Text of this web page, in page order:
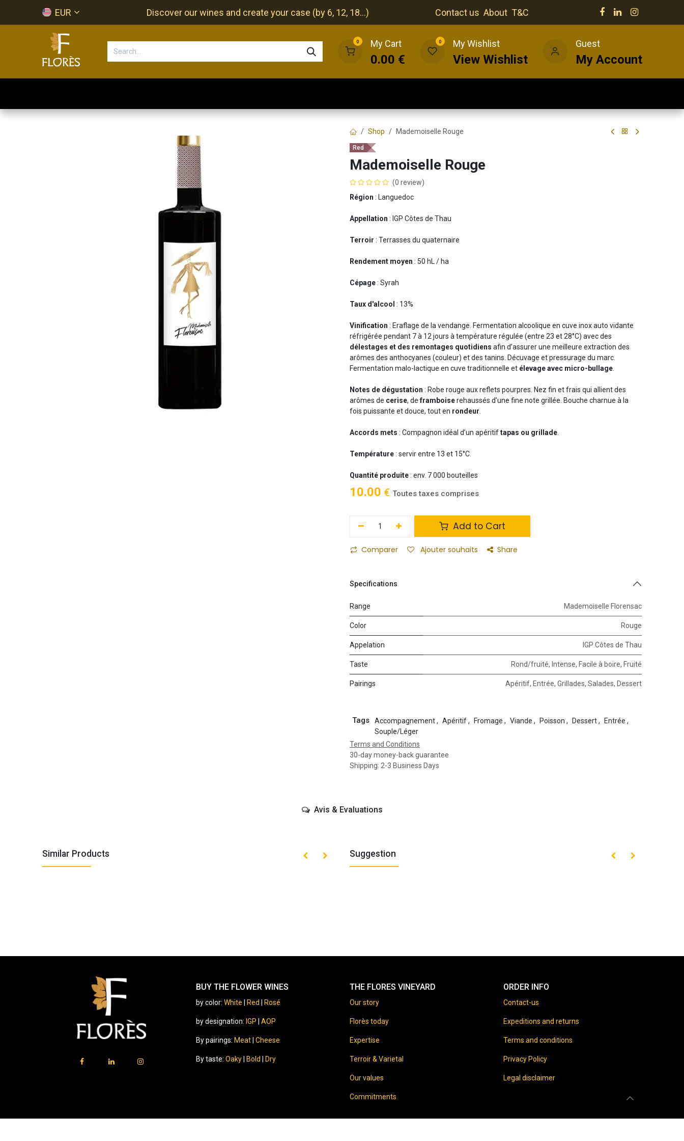
EUR Discover our wines and create your case (by 6, 12, 18...) Contact us About T&C
0 My Cart
0.00 €
0 My Wishlist
View Wishlist
Guest
My Account
Shop Mademoiselle Rouge
Red
Mademoiselle Rouge
(0 review)
Région : Languedoc
Appellation : IGP Côtes de Thau
Terroir : Terrasses du quaternaire
Rendement moyen : 50 hL / ha
Cépage: Syrah
Taux d'alcool : 13%
Vinification : Eraflage de la vendange. Fermentation alcoolique en cuve inox auto vidante
réfrigérée pendant 7 à 12 jours à température régulée (entre 23 et 28°C) avec des
délestages et des remontages quotidiens afin d’assurer une meilleure extraction des
arômes des anthocyanes (couleur) et des tanins. Décuvage et pressurage du marc.
Fermentation malo-lactique en cuve traditionnelle et élevage avec micro-bullage
Notes de dégustation : Robe rouge aux reflets pourpres. Nez fin et frais qui allient des
arômes de cerise, deframboiserehaussés d’une fine note grillée. Bouche charnue à la
fois puissante et douce, tout en rondeur
Accords mets : Compagnon idéal d’un apéritiftapas ou grillade
Température: servir entre 13 et 15°C.
Quantité produite: env. 7 000 bouteilles
10.00 € Toutes taxes comprises
Add to Cart
Comparer Ajouter souhaits Share
Specifications
Range Mademoiselle Florensac
Color Rouge
Appelation IGP Côtes de Thau
Taste Rond/fruité, Intense, Facile à boire, Fruité
Pairings Apéritif, Entrée, Grillades, Salades, Dessert
Tags Accompagnement, Apéritif, Fromage , Viande , Poisson , Dessert, Entrée ,
Souple/Léger
Terms and Conditions
30-day money-back guarantee
Shipping: 2-3 Business Days
Avis & Evaluations
Similar Products Suggestion
BUY THE FLOWER WINES
by color: White Red Rosé
by designation: IGP AOP
By pairings: Meat| Cheese
By taste: Oaky Bold Dry
THE FLORES VINEYARD
Our story
Florès today
Expertise
Terroir & Varietal
Our values
Commitments
ORDER INFO
Contact-us
Expeditions and returns
Terms and conditions
Privacy Policy
Legal disclaimer